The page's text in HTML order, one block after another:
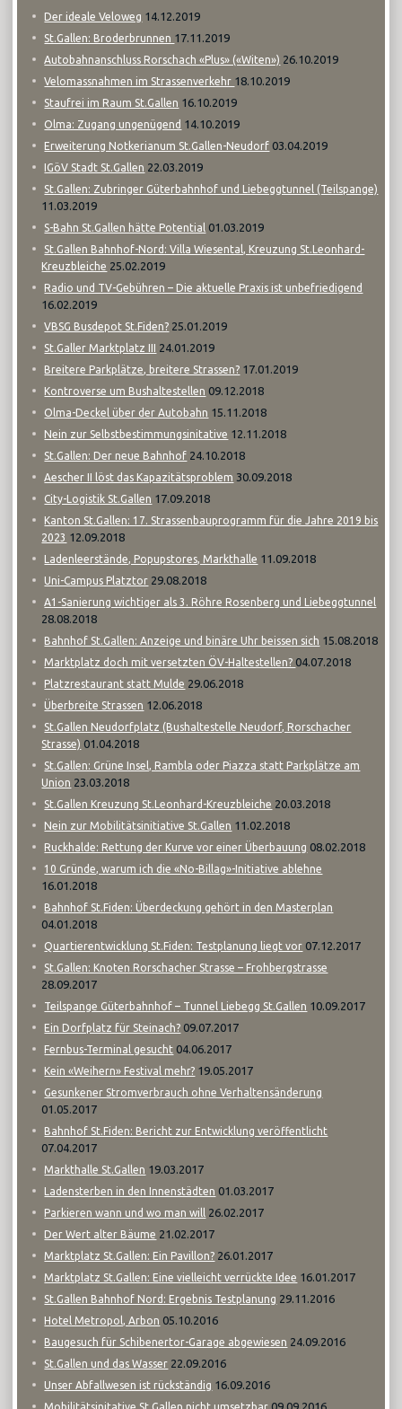
Der ideale Veloweg 14.12.2019
St.Gallen: Broderbrunnen 17.11.2019
Autobahnanschluss Rorschach «Plus» («Witen») 26.10.2019
Velomassnahmen im Strassenverkehr 18.10.2019
Staufrei im Raum St.Gallen 16.10.2019
Olma: Zugang ungenügend 14.10.2019
Erweiterung Notkerianum St.Gallen-Neudorf 03.04.2019
IGöV Stadt St.Gallen 22.03.2019
St.Gallen: Zubringer Güterbahnhof und Liebeggtunnel (Teilspange)
11.03.2019
S-Bahn St.Gallen hätte Potential 01.03.2019
St.Gallen Bahnhof-Nord: Villa Wiesental, Kreuzung St.Leonhard-
Kreuzbleiche 25.02.2019
Radio und TV-Gebühren – Die aktuelle Praxis ist unbefriedigend
16.02.2019
VBSG Busdepot St.Fiden? 25.01.2019
St.Galler Marktplatz III 24.01.2019
Breitere Parkplätze, breitere Strassen? 17.01.2019
Kontroverse um Bushaltestellen 09.12.2018
Olma-Deckel über der Autobahn 15.11.2018
Nein zur Selbstbestimmungsinitative 12.11.2018
St.Gallen: Der neue Bahnhof 24.10.2018
Aescher II löst das Kapazitätsproblem 30.09.2018
City-Logistik St.Gallen 17.09.2018
Kanton St.Gallen: 17. Strassenbauprogramm für die Jahre 2019 bis
2023 12.09.2018
Ladenleerstände, Popupstores, Markthalle 11.09.2018
Uni-Campus Platztor 29.08.2018
A1-Sanierung wichtiger als 3. Röhre Rosenberg und Liebeggtunnel
28.08.2018
Bahnhof St.Gallen: Anzeige und binäre Uhr beissen sich 15.08.2018
Marktplatz doch mit versetzten ÖV-Haltestellen?04.07.2018
Platzrestaurant statt Mulde 29.06.2018
Überbreite Strassen 12.06.2018
St.Gallen Neudorfplatz (Bushaltestelle Neudorf, Rorschacher
Strasse) 01.04.2018
St.Gallen: Grüne Insel, Rambla oder Piazza statt Parkplätze am
Union 23.03.2018
St.Gallen Kreuzung St.Leonhard-Kreuzbleiche 20.03.2018
Nein zur Mobilitätsinitiative St.Gallen 11.02.2018
Ruckhalde: Rettung der Kurve vor einer Überbauung 08.02.2018
10 Gründe, warum ich die «No-Billag»-Initiative ablehne
16.01.2018
Bahnhof St.Fiden: Überdeckung gehört in den Masterplan
04.01.2018
Quartierentwicklung St.Fiden: Testplanung liegt vor 07.12.2017
St.Gallen: Knoten Rorschacher Strasse – Frohbergstrasse
28.09.2017
Teilspange Güterbahnhof – Tunnel Liebegg St.Gallen 10.09.2017
Ein Dorfplatz für Steinach? 09.07.2017
Fernbus-Terminal gesucht 04.06.2017
Kein «Weihern» Festival mehr? 19.05.2017
Gesunkener Stromverbrauch ohne Verhaltensänderung
01.05.2017
Bahnhof St.Fiden: Bericht zur Entwicklung veröffentlicht
07.04.2017
Markthalle St.Gallen 19.03.2017
Ladensterben in den Innenstädten 01.03.2017
Parkieren wann und wo man will 26.02.2017
Der Wert alter Bäume 21.02.2017
Marktplatz St.Gallen: Ein Pavillon? 26.01.2017
Marktplatz St.Gallen: Eine vielleicht verrückte Idee 16.01.2017
St.Gallen Bahnhof Nord: Ergebnis Testplanung 29.11.2016
Hotel Metropol, Arbon 05.10.2016
Baugesuch für Schibenertor-Garage abgewiesen 24.09.2016
St.Gallen und das Wasser 22.09.2016
Unser Abfallwesen ist rückständig 16.09.2016
09.09.2016